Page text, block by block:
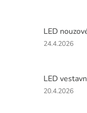
hvězdiček.
LED
Hodnocení
z
5
24.4.2026
Hodnocení
20.4.2026